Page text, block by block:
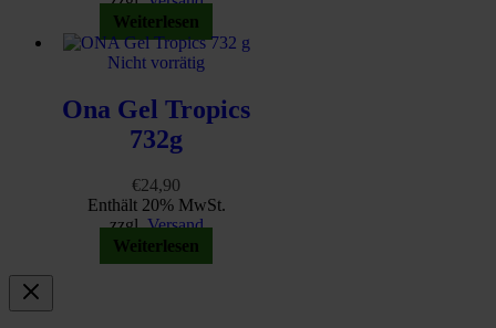
Weiterlesen
Nicht vorrätig
Ona Gel Tropics
732g
€24,90
Enthält 20% MwSt.
zzgl.Versand
Weiterlesen